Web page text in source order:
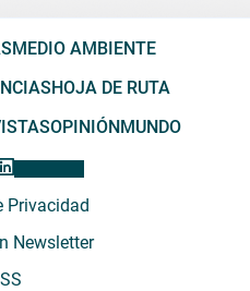
MEDIO AMBIENTE
HOJA DE RUTA
OPINIÓNMUNDO
Privacidad
Newsletter